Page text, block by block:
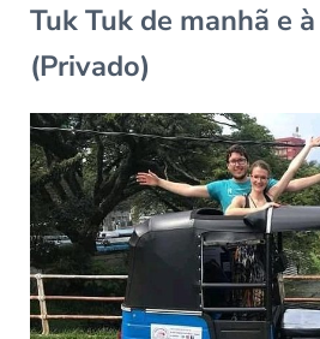
Tuk Tuk de manhã e
(Privado)